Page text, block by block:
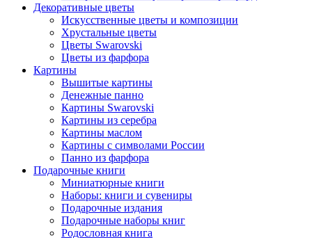
Декоративные цветы
Искусственные цветы и композиции
Хрустальные цветы
Цветы Swarovski
Цветы из фарфора
Картины
Вышитые картины
Денежные панно
Картины Swarovski
Картины из серебра
Картины маслом
Картины с символами России
Панно из фарфора
Подарочные книги
Миниатюрные книги
Наборы: книги и сувениры
Подарочные издания
Подарочные наборы книг
Родословная книга